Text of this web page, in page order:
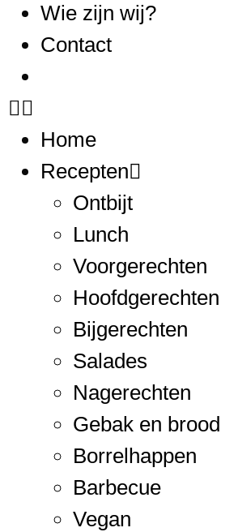
Wie zijn wij?
Contact
Home
Recepten
Ontbijt
Lunch
Voorgerechten
Hoofdgerechten
Bijgerechten
Salades
Nagerechten
Gebak en brood
Borrelhappen
Barbecue
Vegan